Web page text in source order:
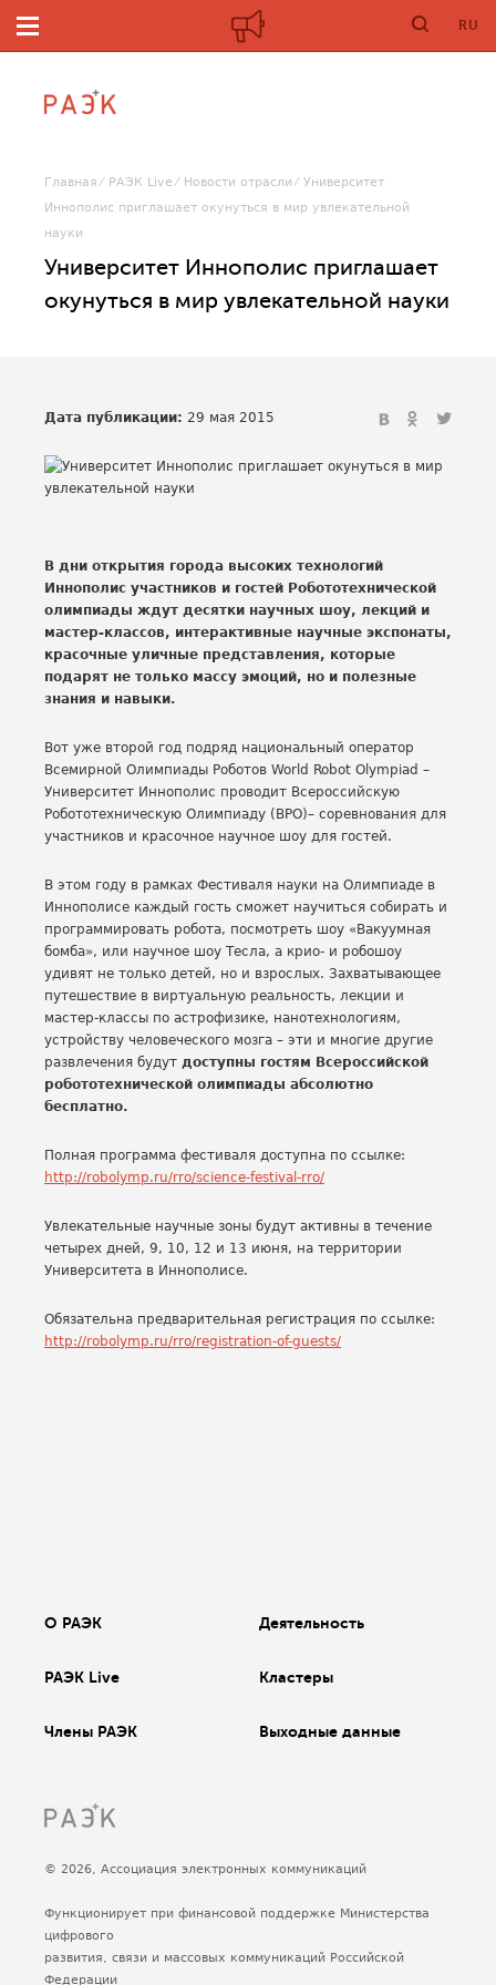
RU
Главная РАЭК Live Новости отрасли
Университет
Иннополис приглашает окунуться в мир увлекательной
науки
Университет Иннополис приглашает
окунуться в мир увлекательной науки
Дата публикации: 29 мая 2015
В дни открытия города высоких технологий
Иннополис участников и гостей Робототехнической
олимпиады ждут десятки научных шоу, лекций и
мастер-классов, интерактивные научные экспонаты,
красочные уличные представления, которые
подарят не только массу эмоций, но и полезные
знания и навыки.
Вот уже второй год подряд национальный оператор
Всемирной Олимпиады Роботов World Robot Olympiad –
Университет Иннополис проводит Всероссийскую
Робототехническую Олимпиаду (ВРО)– соревнования для
участников и красочное научное шоу для гостей.
В этом году в рамках Фестиваля науки на Олимпиаде в
Иннополисе каждый гость сможет научиться собирать и
программировать робота, посмотреть шоу «Вакуумная
бомба», или научное шоу Тесла, а крио- и робошоу
удивят не только детей, но и взрослых. Захватывающее
путешествие в виртуальную реальность, лекции и
мастер-классы по астрофизике, нанотехнологиям,
устройству человеческого мозга – эти и многие другие
развлечения будут доступны гостям Всероссийской
робототехнической олимпиады абсолютно
бесплатно.
Полная программа фестиваля доступна по ссылке:
http://robolymp.ru/rro/science-festival-rro/
Увлекательные научные зоны будут активны в течение
четырех дней, 9, 10, 12 и 13 июня, на территории
Университета в Иннополисе.
Обязательна предварительная регистрация по ссылке:
http://robolymp.ru/rro/registration-of-guests/
О РАЭК Деятельность
РАЭК Live Кластеры
Члены РАЭК Выходные данные
© 2026, Ассоциация электронных коммуникаций
Функционирует при финансовой поддержке Министерства
цифрового
развития, связи и массовых коммуникаций Российской
Федерации